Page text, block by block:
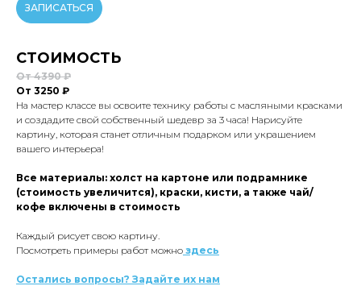
ЗАПИСАТЬСЯ
СТОИМОСТЬ
От 4390 ₽
От 3250 ₽
На мастер классе вы освоите технику работы с масляными красками
и создадите свой собственный шедевр за 3 часа! Нарисуйте
картину, которая станет отличным подарком или украшением
вашего интерьера!
Все материалы: холст на картоне или подрамнике
(стоимость увеличится), краски, кисти, а также чай/
кофе включены в стоимость
Каждый рисует свою картину.
Посмотреть примеры работ можно здесь
Остались вопросы? Задайте их нам